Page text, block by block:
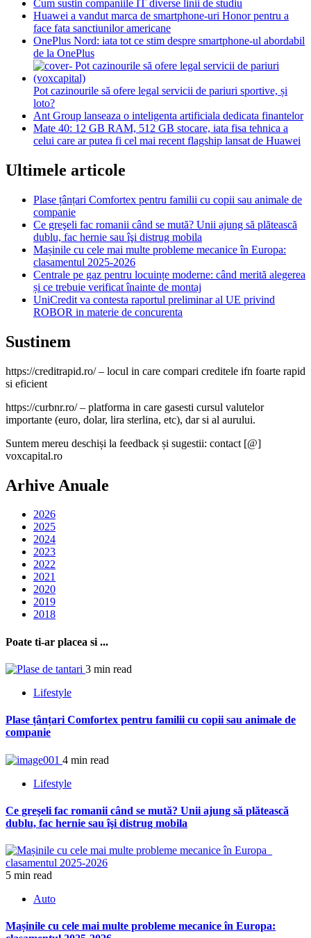
Cum sustin companiile IT diverse linii de studiu
Huawei a vandut marca de smartphone-uri Honor pentru a
face fata sanctiunilor americane
OnePlus Nord: iata tot ce stim despre smartphone-ul abordabil
de la OnePlus
Pot cazinourile să ofere legal servicii de pariuri sportive, și
loto?
Ant Group lanseaza o inteligenta artificiala dedicata finantelor
Mate 40: 12 GB RAM, 512 GB stocare, iata fisa tehnica a
celui care ar putea fi cel mai recent flagship lansat de Huawei
Ultimele articole
Plase țânțari Comfortex pentru familii cu copii sau animale de
companie
Ce greşeli fac romanii când se mută? Unii ajung să plătească
dublu, fac hernie sau îşi distrug mobila
Mașinile cu cele mai multe probleme mecanice în Europa:
clasamentul 2025-2026
Centrale pe gaz pentru locuințe moderne: când merită alegerea
și ce trebuie verificat înainte de montaj
UniCredit va contesta raportul preliminar al UE privind
ROBOR in materie de concurenta
Sustinem
https://creditrapid.ro/ – locul in care compari creditele ifn foarte rapid
si eficient
https://curbnr.ro/ – platforma in care gasesti cursul valutelor
importante (euro, dolar, lira sterlina, etc), dar si al aurului.
Suntem mereu deschiși la feedback și sugestii: contact [@]
voxcapital.ro
Arhive Anuale
2026
2025
2024
2023
2022
2021
2020
2019
2018
Poate ti-ar placea si ...
3 min read
Lifestyle
Plase țânțari Comfortex pentru familii cu copii sau animale de
companie
4 min read
Lifestyle
Ce greşeli fac romanii când se mută? Unii ajung să plătească
dublu, fac hernie sau îşi distrug mobila
5 min read
Auto
Mașinile cu cele mai multe probleme mecanice în Europa: